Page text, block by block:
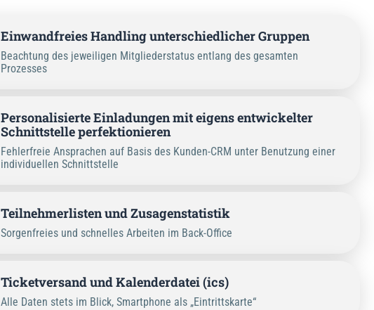
Einwandfreies Handling unterschiedlicher Gruppen
Beachtung des jeweiligen Mitgliederstatus entlang des gesamten
Prozesses
Personalisierte Einladungen mit eigens entwickelter
Schnittstelle perfektionieren
Fehlerfreie Ansprachen auf Basis des Kunden-CRM unter Benutzung einer
individuellen Schnittstelle
Teilnehmerlisten und Zusagenstatistik
Sorgenfreies und schnelles Arbeiten im Back-Office
Ticketversand und Kalenderdatei (ics)
Alle Daten stets im Blick, Smartphone als „Eintrittskarte“